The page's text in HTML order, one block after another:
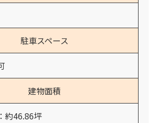
駐車スペース
建物面積
約46.86坪